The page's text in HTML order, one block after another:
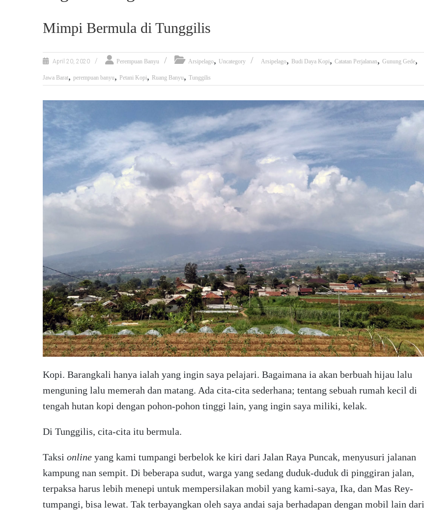
Mimpi Bermula di Tunggilis
April 20, 2020 Perempuan Banyu Arsipelago, Uncategory Arsipelago, Budi Daya Kopi, Catatan Perjalanan, Gunung Gede,
Jawa Barat, perempuan banyu, Petani Kopi, Ruang Banyu, Tunggilis
Kopi. Barangkali hanya ialah yang ingin saya pelajari. Bagaimana ia akan berbuah hijau lalu
menguning lalu memerah dan matang. Ada cita-cita sederhana; tentang sebuah rumah kecil di
tengah hutan kopi dengan pohon-pohon tinggi lain, yang ingin saya miliki, kelak.
Di Tunggilis, cita-cita itu bermula.
Taksi online yang kami tumpangi berbelok ke kiri dari Jalan Raya Puncak, menyusuri jalanan
kampung nan sempit. Di beberapa sudut, warga yang sedang duduk-duduk di pinggiran jalan,
terpaksa harus lebih menepi untuk mempersilakan mobil yang kami-saya, Ika, dan Mas Rey-
tumpangi, bisa lewat. Tak terbayangkan oleh saya andai saja berhadapan dengan mobil lain dari